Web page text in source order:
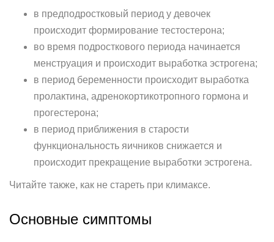
в предподростковый период у девочек
происходит формирование тестостерона;
во время подросткового периода начинается
менструация и происходит выработка эстрогена;
в период беременности происходит выработка
пролактина, адренокортикотропного гормона и
прогестерона;
в период приближения в старости
функциональность яичников снижается и
происходит прекращение выработки эстрогена.
Читайте также, как не стареть при климаксе.
Основные симптомы